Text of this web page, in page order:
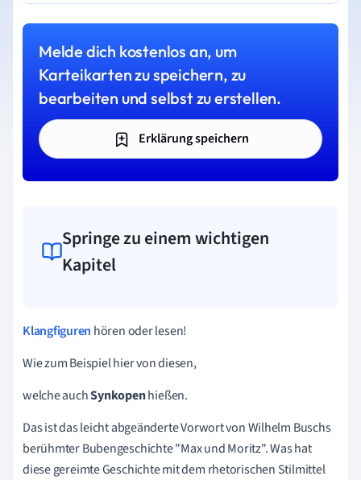
Melde dich kostenlos an, um
Karteikarten zu speichern, zu
bearbeiten und selbst zu erstellen.
Erklärung speichern
Springe zu einem wichtigen
Kapitel
Klangfiguren hören oder lesen!
Wie zum Beispiel hier von diesen,
welche auchSynkopenhießen.
Das ist das leicht abgeänderte Vorwort von Wilhelm Buschs
berühmter Bubengeschichte "Max und Moritz". Was hat
diese gereimte Geschichte mit dem rhetorischen Stilmittel